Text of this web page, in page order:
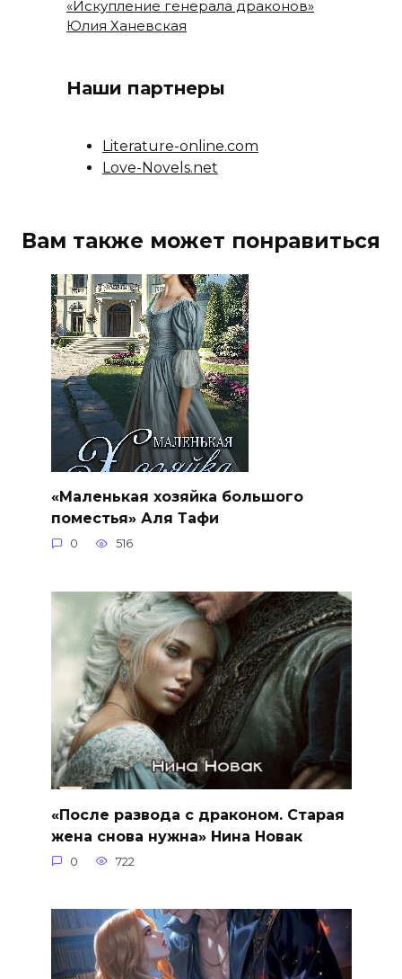
«Искупление генерала драконов»
Юлия Ханевская
Наши партнеры
Literature-online.com
Love-Novels.net
Вам также может понравиться
«Маленькая хозяйка большого
поместья» Аля Тафи
0 516
«После развода с драконом. Старая
жена снова нужна» Нина Новак
0 722